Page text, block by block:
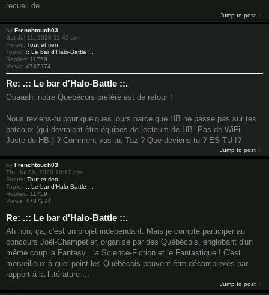
recueil de ...
Jump to post
by Frenchtouch03
Sat Jul 11, 2020 11:43 am
Forum: Tout et rien
Topic:
.:: Le bar d'Halo-Battle ::.
Replies: 11759
Views: 4787274
Re: .:: Le bar d'Halo-Battle ::.
Ouaaah, notre Québécois préféré est de retour !
Nous reviens-tu pour quelques jours parce que HB ne passe pas sur tes
bateaux (qui devraient être équipés de lecteurs de HB. Pas de WiFi.
Juste de HB.) ? Comment vas-tu, Taz ? Que deviens-tu ? ES-TU !?
Jump to post
by Frenchtouch03
Thu Jul 09, 2020 10:17 pm
Forum: Tout et rien
Topic:
.:: Le bar d'Halo-Battle ::.
Replies: 11759
Views: 4787274
Re: .:: Le bar d'Halo-Battle ::.
Ah non, ça, c'est un projet indépendant. Mais je compte participer au
concours Joël-Champetier, organisé par des Québécois, englobant d'un
même coup la Fantasy , la Science-Fiction et le Fantastique ! C'est
merveilleux à quel point les Québécois peuvent être décomplexés par
rapport à la littérature ...
Jump to post